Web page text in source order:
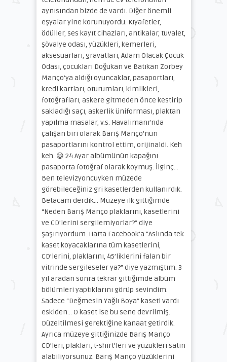
aynısından bizde de vardı. Diğer önemli
eşyalar yine korunuyordu. Kıyafetler,
ödüller, ses kayıt cihazları, antikalar, tuvalet,
şövalye odası, yüzükleri, kemerleri,
aksesuarları, gravatları, Adam Olacak Çocuk
Odası, çocukları Doğukan ve Batıkan Zorbey
Manço’ya aldığı oyuncaklar, pasaportları,
kredi kartları, oturumları, kimlikleri,
fotoğrafları, askere gitmeden önce kestirip
sakladığı saçı, askerlik üniforması, plaktan
yapılma masalar, v.s. Havalimanı’nda
çalışan biri olarak Barış Manço’nun
pasaportlarını kontrol ettim, orijinaldi. Keh
keh. 😀 24 Ayar albümünün kapağını
pasaporta fotoğraf olarak koymuş. İlginç…
Ben televizyoncuyken müzede
görebileceğiniz gri kasetlerden kullanırdık.
Betacam derdik… Müzeye ilk gittiğimde
“Neden Barış Manço plaklarını, kasetlerini
ve CD’lerini sergilemiyorlar?” diye
şaşırıyordum. Hatta Facebook’a “Aslında tek
kaset koyacaklarına tüm kasetlerini,
CD’lerini, plaklarını, 45’liklerini falan bir
vitrinde sergileseler ya?” diye yazmıştım. 3
yıl aradan sonra tekrar gittiğimde albüm
bölümleri yaptıklarını görüp sevindim.
Sadece “Değmesin Yağlı Boya” kaseti vardı
eskiden… O kaset ise bu sene devrilmiş.
Düzeltilmesi gerektiğine kanaat getirdik.
Ayrıca müzeye gittiğinizde Barış Manço
CD’leri, plakları, t-shirt’leri ve yüzükleri satın
alabiliyorsunuz. Barış Manço yüzüklerini